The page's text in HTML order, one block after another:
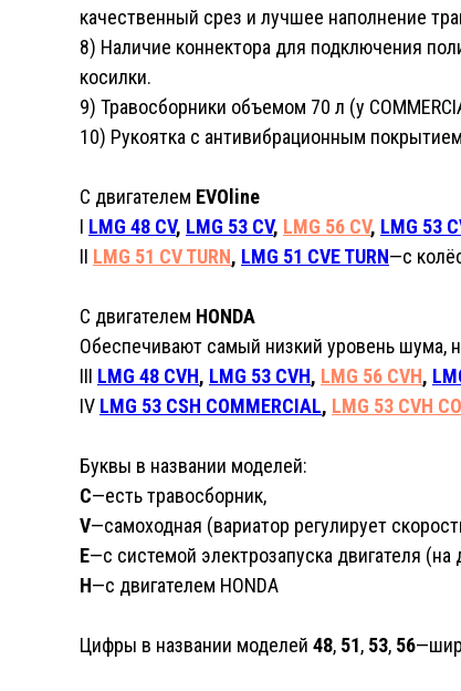
качественный срез и лучшее наполнение
8) Наличие коннектора для подключения
косилки.
9) Травосборники объемом 70 л (у
10) Рукоятка с антивибрационным
С двигателем EVOline
I LMG 48 CV, LMG 53 CV, LMG 56 CV, LMG 53
II LMG 51 CV TURN, LMG 51 CVE TURN—с
С двигателем HONDA
Обеспечивают самый низкий уровень шума,
III LMG 48 CVH, LMG 53 CVH, LMG 56 CVH,
IV LMG 53 CSH COMMERCIAL, LMG 53 CVH
Буквы в названии моделей:
C—есть травосборник,
V—самоходная (вариатор регулирует
E—с системой электрозапуска двигателя
H—с двигателем HONDA
Цифры в названии моделей 48, 51, 53, 56